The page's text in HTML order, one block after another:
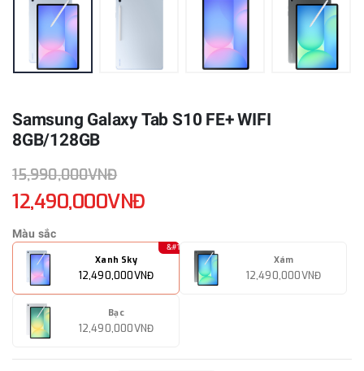
Samsung Galaxy Tab S10 FE+ WIFI
8GB/128GB
15,990,000VNĐ
12,490,000VNĐ
Màu sắc
Xanh Sky
12,490,000VNĐ
Xám
12,490,000VNĐ
Bạc
12,490,000VNĐ